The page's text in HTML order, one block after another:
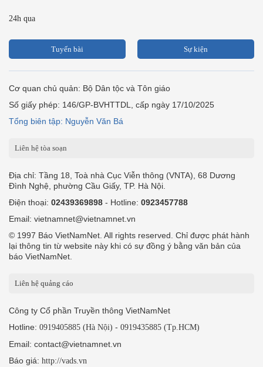
24h qua
Tuyến bài Sự kiện
Cơ quan chủ quản: Bộ Dân tộc và Tôn giáo
Số giấy phép: 146/GP-BVHTTDL, cấp ngày 17/10/2025
Tổng biên tập: Nguyễn Văn Bá
Liên hệ tòa soạn
Địa chỉ: Tầng 18, Toà nhà Cục Viễn thông (VNTA), 68 Dương
Đình Nghệ, phường Cầu Giấy, TP. Hà Nội.
Điện thoại: 02439369898 - Hotline: 0923457788
Email: vietnamnet@vietnamnet.vn
© 1997 Báo VietNamNet. All rights reserved. Chỉ được phát hành
lại thông tin từ website này khi có sự đồng ý bằng văn bản của
báo VietNamNet.
Liên hệ quảng cáo
Công ty Cổ phần Truyền thông VietNamNet
Hotline: 0919405885 (Hà Nội) - 0919435885 (Tp.HCM)
Email: contact@vietnamnet.vn
Báo giá: http://vads.vn